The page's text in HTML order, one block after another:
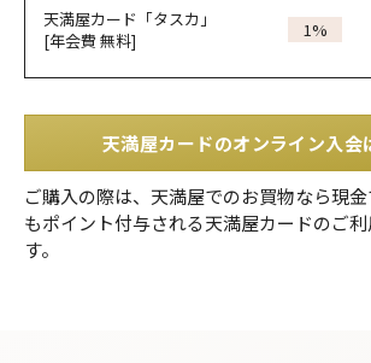
天満屋カード「タスカ」
[年会費 無料]
1%
天満屋カードのオンライン入会
ご購入の際は、天満屋でのお買物なら現
もポイント付与される天満屋カードのご
す。